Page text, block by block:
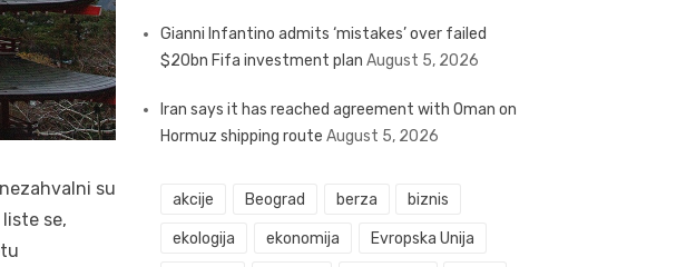
su
se,
Gianni Infantino admits ‘mistakes’ over failed
$20bn Fifa investment plan August 5, 2026
Iran says it has reached agreement with Oman on
Hormuz shipping route August 5, 2026
akcije Beograd berza biznis
ekologija ekonomija Evropska Unija